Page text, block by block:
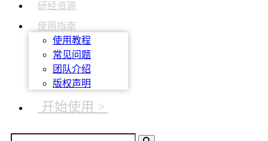
研经资源
使用指南
使用教程
常见问题
团队介绍
版权声明
开始使用 >